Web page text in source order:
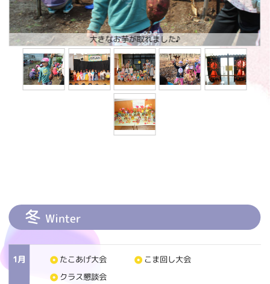
大きなお芋が取れました♪
冬 Winter
1月 たこあげ大会
こま回し大会
クラス懇談会